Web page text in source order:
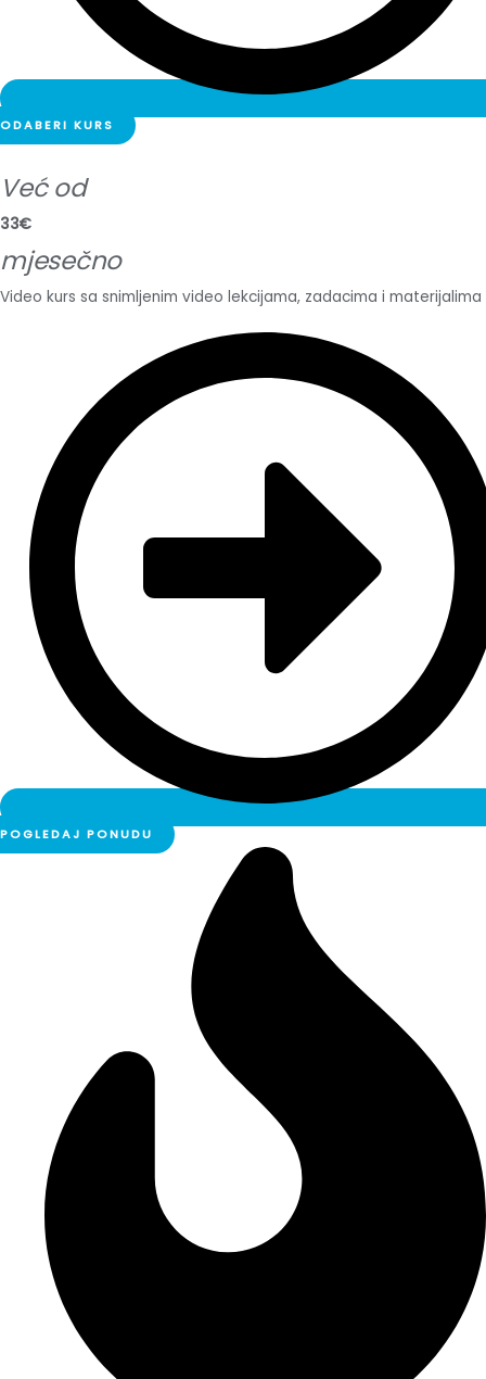
ODABERI KURS
Već od
33€
mjesečno
Video kurs sa snimljenim video lekcijama, zadacima i materijalima
POGLEDAJ PONUDU